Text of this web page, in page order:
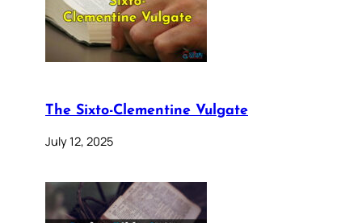
The Sixto-Clementine Vulgate
July 12, 2025